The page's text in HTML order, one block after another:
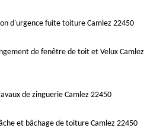
d'urgence fuite toiture Camlez 22450
de fenêtre de toit et Velux Camlez
de zinguerie Camlez 22450
et bâchage de toiture Camlez 22450